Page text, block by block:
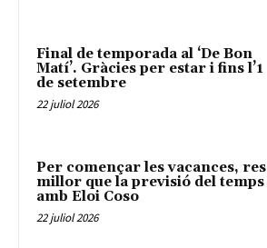
Final de temporada al ‘De Bon
Matí’. Gràcies per estar i fins l’1
de setembre
22 juliol 2026
Per començar les vacances, res
millor que la previsió del temps
amb Eloi Coso
22 juliol 2026